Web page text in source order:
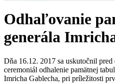
Odhaľovanie
generála
Dňa 16.12. 2017 sa uskutočnil
ceremoniál odhalenie pamätnej
Imricha Gablecha, pri príležitosti